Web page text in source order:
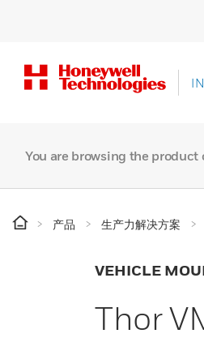
You are browsing the product
产品 生产力解决方案
VEHICLE
Thor